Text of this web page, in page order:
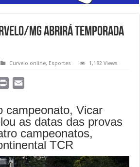
MG abrirá temporada
Curvelo online, Esportes 1,182 Views
Print
campeonato, Vicar
as datas das provas
campeonatos,
TCR